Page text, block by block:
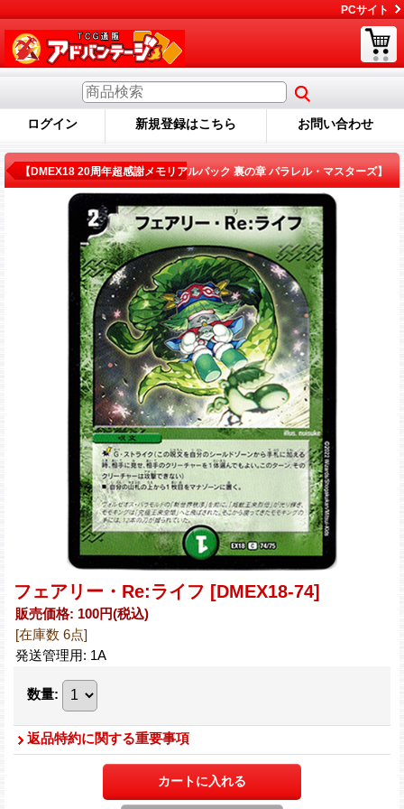
PCサイト
ログイン 新規登録はこちら お問い合わせ
商品詳細
【DMEX18 20周年超感謝メモリアルパック 裏の章 パラレル・マスターズ】
フェアリー・Re:ライフ [DMEX18-74]
販売価格: 100円(税込)
[在庫数 6点]
発送管理用: 1A
数量:
返品特約に関する重要事項